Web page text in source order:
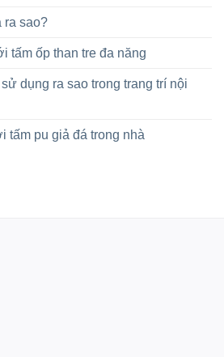
ra sao?
tấm ốp than tre đa năng
dụng ra sao trong trang trí nội
tấm pu giả đá trong nhà